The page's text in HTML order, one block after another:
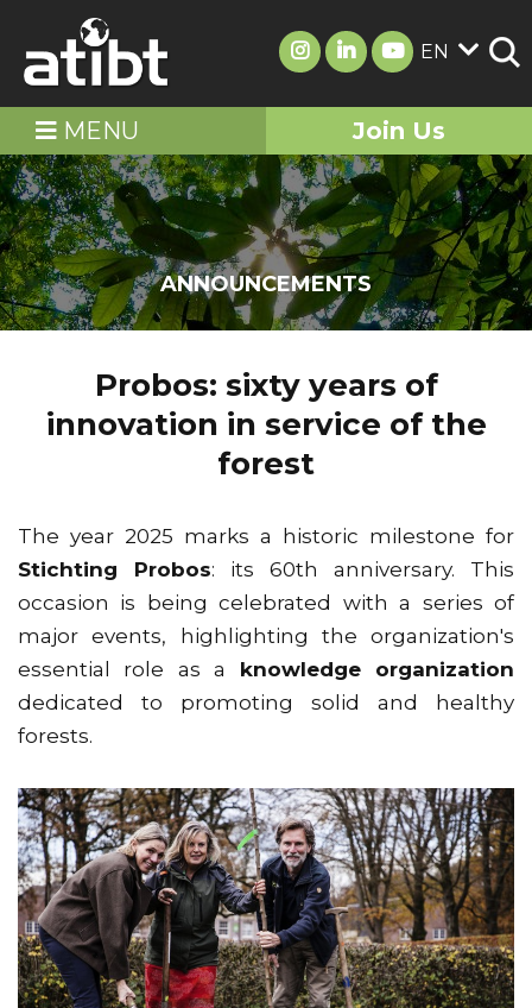
EN
MENU Join Us
ANNOUNCEMENTS
Probos: sixty years of
innovation in service of the
forest
The year 2025 marks a historic milestone for
Stichting Probos: its 60th anniversary. This
occasion is being celebrated with a series of
major events, highlighting the organization's
essential role as a knowledge organization
dedicated to promoting solid and healthy
forests.